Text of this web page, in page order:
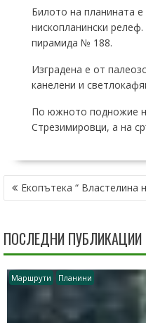
Билото на планината
нископланински
пирамида № 188.
Изградена е от
канелени и
По южното подножие
Стрезимировци, а на
НАВИГАЦИЯ
Екопътека “ Властелина
ПОСЛЕДНИ ПУБЛИКАЦИИ
Маршрути Планини